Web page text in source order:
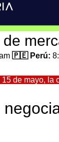
🇵🇪 Perú:
de mayo, la